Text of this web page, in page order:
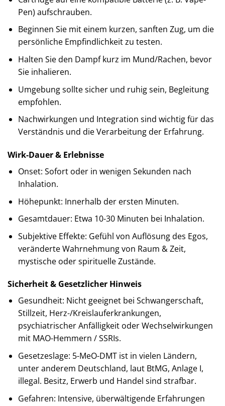
Pen) aufschrauben.
Beginnen Sie mit einem kurzen, sanften Zug, um die
persönliche Empfindlichkeit zu testen.
Halten Sie den Dampf kurz im Mund/Rachen, bevor
Sie inhalieren.
Umgebung sollte sicher und ruhig sein, Begleitung
empfohlen.
Nachwirkungen und Integration sind wichtig für das
Verständnis und die Verarbeitung der Erfahrung.
Wirk-Dauer & Erlebnisse
Onset: Sofort oder in wenigen Sekunden nach
Inhalation.
Höhepunkt: Innerhalb der ersten Minuten.
Gesamtdauer: Etwa 10-30 Minuten bei Inhalation.
Subjektive Effekte: Gefühl von Auflösung des Egos,
veränderte Wahrnehmung von Raum & Zeit,
mystische oder spirituelle Zustände.
Sicherheit & Gesetzlicher Hinweis
Gesundheit: Nicht geeignet bei Schwangerschaft,
Stillzeit, Herz-/Kreislauferkrankungen,
psychiatrischer Anfälligkeit oder Wechselwirkungen
mit MAO-Hemmern / SSRIs.
Gesetzeslage: 5-MeO-DMT ist in vielen Ländern,
unter anderem Deutschland, laut BtMG, Anlage I,
illegal. Besitz, Erwerb und Handel sind strafbar.
Gefahren: Intensive, überwältigende Erfahrungen